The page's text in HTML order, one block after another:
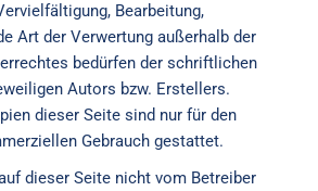
Bearbeitung,
Art der Verwertung außerhalb der
bedürfen der schriftlichen
Autors bzw. Erstellers.
dieser Seite sind nur für den
Gebrauch gestattet.
dieser Seite nicht vom Betreiber